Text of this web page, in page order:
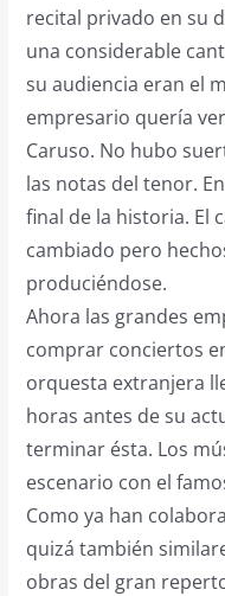
recital privado en su
una considerable
su audiencia eran el
empresario quería
Caruso. No hubo
las notas del tenor.
final de la historia. El
cambiado pero
produciéndose.
Ahora las grandes
comprar conciertos
orquesta extranjera
horas antes de su
terminar ésta. Los
escenario con el
Como ya han
quizá también
obras del gran